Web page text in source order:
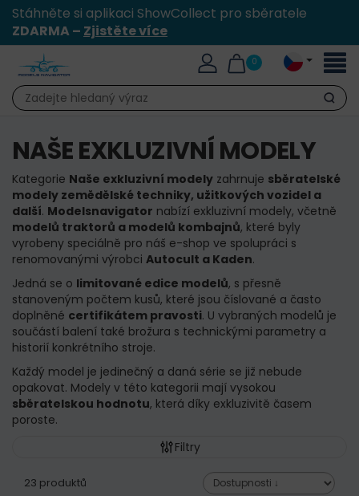
Stáhněte si aplikaci ShowCollect pro sběratele
ZDARMA – Zjistěte více
0
Hledat
NAŠE EXKLUZIVNÍ MODELY
Kategorie Naše exkluzivní modely zahrnuje sběratelské
modely zemědělské techniky, užitkových vozidel a
další. Modelsnavigator nabízí exkluzivní modely, včetně
modelů traktorů a modelů kombajnů, které byly
vyrobeny speciálně pro náš e-shop ve spolupráci s
renomovanými výrobci Autocult a Kaden.
Jedná se o limitované edice modelů, s přesně
stanoveným počtem kusů, které jsou číslované a často
doplněné certifikátem pravosti. U vybraných modelů je
součástí balení také brožura s technickými parametry a
historií konkrétního stroje.
Každý model je jedinečný a daná série se již nebude
opakovat. Modely v této kategorii mají vysokou
sběratelskou hodnotu, která díky exkluzivitě časem
poroste.
Filtry
23 produktů